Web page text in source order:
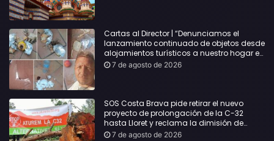
Cartas al Director | “Denunciamos el
lanzamiento continuado de objetos desde
alojamientos turísticos a nuestro hogar en
Lloret: Podría haber causado una
7 de agosto de 2026
SOS Costa Brava pide retirar el nuevo
proyecto de prolongación de la C-32
hasta Lloret y reclama la dimisión de
Sílvia Paneque
7 de agosto de 2026